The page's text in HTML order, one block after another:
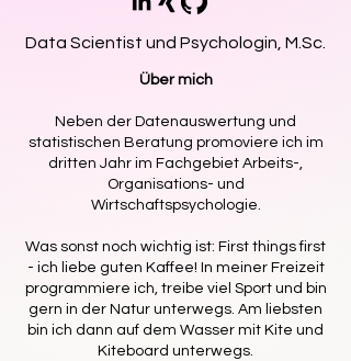
Data Scientist und Psychologin, M.Sc.
Über mich
Neben der Datenauswertung und
statistischen Beratung promoviere ich im
dritten Jahr im Fachgebiet Arbeits-,
Organisations- und
Wirtschaftspsychologie.
Was sonst noch wichtig ist: First things first
- ich liebe guten Kaffee! In meiner Freizeit
programmiere ich, treibe viel Sport und bin
gern in der Natur unterwegs. Am liebsten
bin ich dann auf dem Wasser mit Kite und
Kiteboard unterwegs.